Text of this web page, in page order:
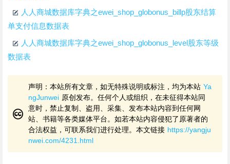
人人商城数据库字典之ewei_shop_globonus_billp股东结算
单支付信息数据表
人人商城数据库字典之ewei_shop_globonus_level股东等级
数据表
声明：本站所有文章，如无特殊说明或标注，均为本站 Ya
ngJunwei 原创发布。任何个人或组织，在未征得本站同
意时，禁止复制、盗用、采集、发布本站内容到任何网
站、书籍等各类媒体平台。如若本站内容侵犯了原著者的
合法权益，可联系我们进行处理。本文链接 https://yangju
nwei.com/4231.html